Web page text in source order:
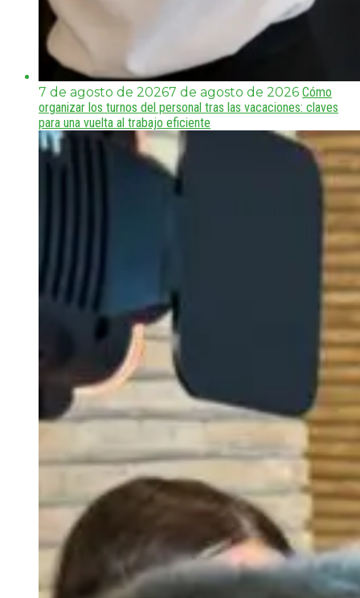
7 de agosto de 20267 de agosto de 2026 Cómo
organizar los turnos del personal tras las vacaciones: claves
para una vuelta al trabajo eficiente